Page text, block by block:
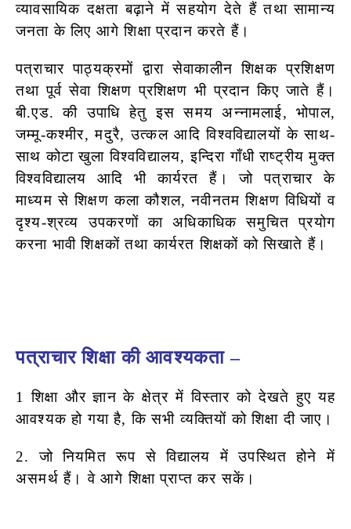
व्यावसायिक दक्षता बढ़ाने में सहयोग देते हैं तथा सामान्य
जनता के लिए आगे शिक्षा प्रदान करते हैं।
पत्राचार पाठ्यक्रमों द्वारा सेवाकालीन शिक्षक प्रशिक्षण
तथा पूर्व सेवा शिक्षण प्रशिक्षण भी प्रदान किए जाते हैं।
बी.एड. की उपाधि हेतु इस समय अन्नामलाई, भोपाल,
जम्मू-कश्मीर, मदुरै, उत्कल आदि विश्वविद्यालयों के साथ-
साथ कोटा खुला विश्वविद्यालय, इन्दिरा गाँधी राष्ट्रीय मुक्त
विश्वविद्यालय आदिभी कार्यरत हैं। जो पत्राचार के
माध्यम से शिक्षण कला कौशल, नवीनतम शिक्षण विधियों व
दृश्य-श्रव्य उपकरणों का अधिकाधिक समुचित प्रयोग
करना भावी शिक्षकों तथा कार्यरत शिक्षकों को सिखाते हैं।
पत्राचार शिक्षा की आवश्यकता –
1 शिक्षा और ज्ञान के क्षेत्र में विस्तार को देखते हुए यह
आवश्यक हो गया है, कि सभीव्यक्तियों को शिक्षा दी जाए।
2. जो नियमित रूप से विद्यालय में उपस्थित होने में
असमर्थ हैं। वे आगे शिक्षा प्राप्त करसकें।